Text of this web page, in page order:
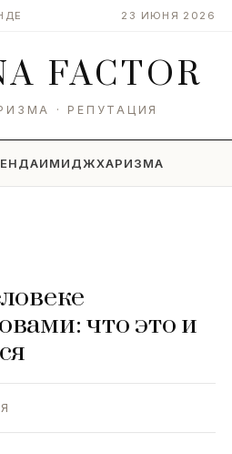
23 ИЮНЯ 2026
FACTOR
· РЕПУТАЦИЯ
ИМИДЖХАРИЗМА
что это и